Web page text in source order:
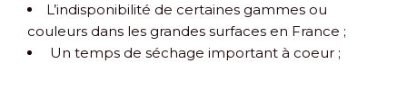
L’indisponibilité de certaines gammes ou
couleurs dans les grandes surfaces en France ;
Un temps de séchage important à coeur ;